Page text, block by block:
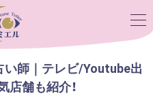
師｜テレビ/Youtube出
店舗も紹介！